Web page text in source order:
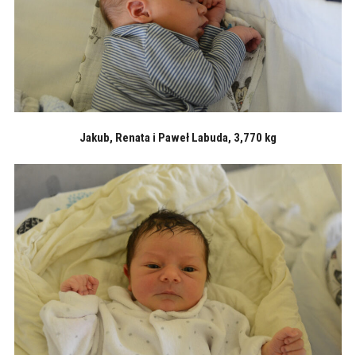
Jakub, Renata i Paweł Labuda, 3,770 kg